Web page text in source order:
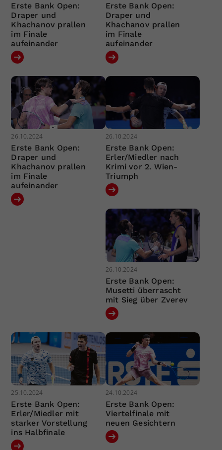
Erste Bank Open:
Draper und
Khachanov prallen
im Finale
aufeinander
Erste Bank Open:
Draper und
Khachanov prallen
im Finale
aufeinander
26.10.2024
Erste Bank Open:
Draper und
Khachanov prallen
im Finale
aufeinander
26.10.2024
Erste Bank Open:
Erler/Miedler nach
Krimi vor 2. Wien-
Triumph
26.10.2024
Erste Bank Open:
Musetti überrascht
mit Sieg über Zverev
25.10.2024
Erste Bank Open:
Erler/Miedler mit
starker Vorstellung
ins Halbfinale
24.10.2024
Erste Bank Open:
Viertelfinale mit
neuen Gesichtern